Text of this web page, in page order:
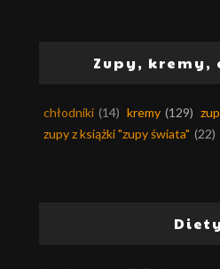
Zupy, kremy,
chłodniki (14) kremy (129)
zupy z książki "zupy świata" (22)